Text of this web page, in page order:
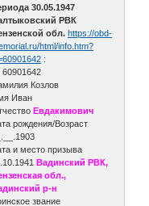
30.05.1947
РВК
обл. https://obd-
html/info.htm?
:
60901642
Козлов
Иван
Евдакимович
рождения/Возраст
и место призыва
Вадинский РВК,
обл.,
р-н
звание